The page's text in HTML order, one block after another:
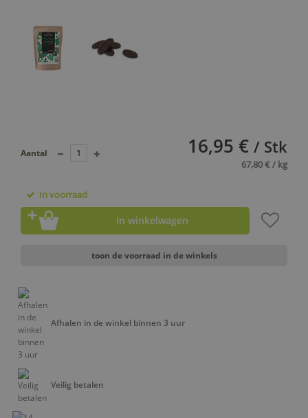
16,95 € / Stk
67,80 € / kg
Aantal
In voorraad
In winkelwagen
toon de voorraad in de winkels
Afhalen in de winkel binnen 3 uur
Veilig betalen